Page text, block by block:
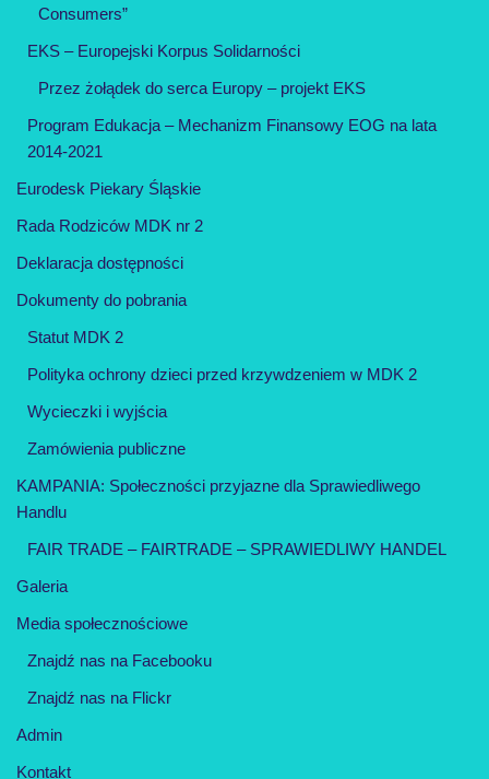
Consumers”
EKS – Europejski Korpus Solidarności
Przez żołądek do serca Europy – projekt EKS
Program Edukacja – Mechanizm Finansowy EOG na lata
2014-2021
Eurodesk Piekary Śląskie
Rada Rodziców MDK nr 2
Deklaracja dostępności
Dokumenty do pobrania
Statut MDK 2
Polityka ochrony dzieci przed krzywdzeniem w MDK 2
Wycieczki i wyjścia
Zamówienia publiczne
KAMPANIA: Społeczności przyjazne dla Sprawiedliwego
Handlu
FAIR TRADE – FAIRTRADE – SPRAWIEDLIWY HANDEL
Galeria
Media społecznościowe
Znajdź nas na Facebooku
Znajdź nas na Flickr
Admin
Kontakt